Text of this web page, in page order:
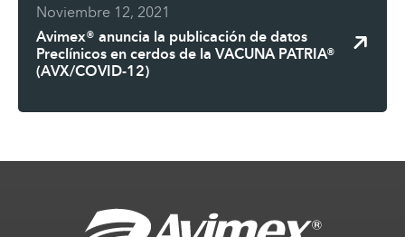
Noviembre 12, 2021
Avimex® anuncia la publicación de datos
Preclínicos en cerdos de la VACUNA PATRIA®
(AVX/COVID-12)